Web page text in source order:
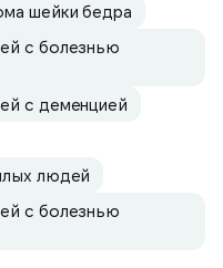
шейки бедра
с болезнью
с деменцией
людей
с болезнью